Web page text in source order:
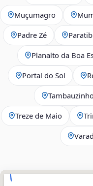
Muçumagro
Padre Zé
Planalto da Boa
Portal do Sol
Tambauzinho
Treze de Maio